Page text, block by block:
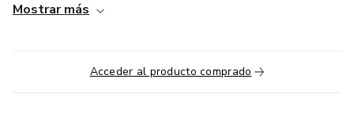
que te harán la vida mucho más sencilla en Australia
Mostrar más
Acceder al producto comprado